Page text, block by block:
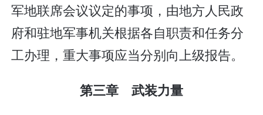
军地联席会议议定的事项，由地方人民政
府和驻地军事机关根据各自职责和任务分
工办理，重大事项应当分别向上级报告。
第三章 武装力量